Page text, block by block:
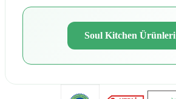
Soul Kitchen Ürünleri